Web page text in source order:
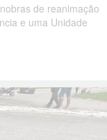
de reanimação
e uma Unidade